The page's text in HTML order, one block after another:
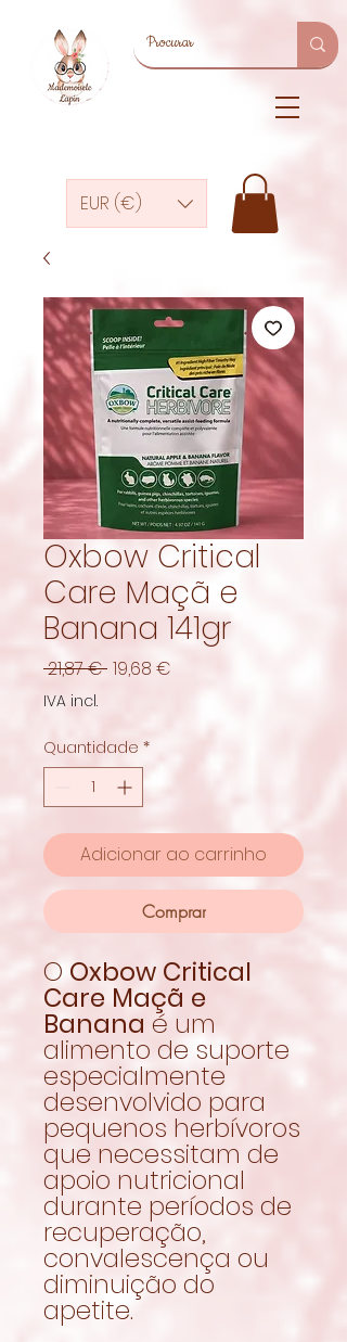
EUR (€)
Oxbow Critical
Care Maçã e
Banana 141gr
21,87 € Preço
19,68 €
IVA incl.
Quantidade *
Adicionar ao carrinho
Comprar
O Oxbow Critical
Care Maçã e
Banana é um
alimento de suporte
especialmente
desenvolvido para
pequenos herbívoros
que necessitam de
apoio nutricional
durante períodos de
recuperação,
convalescença ou
diminuição do
apetite.